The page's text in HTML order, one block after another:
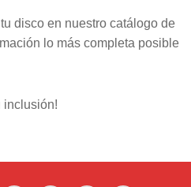
disco en nuestro catálogo de
lo más completa posible
inclusión!